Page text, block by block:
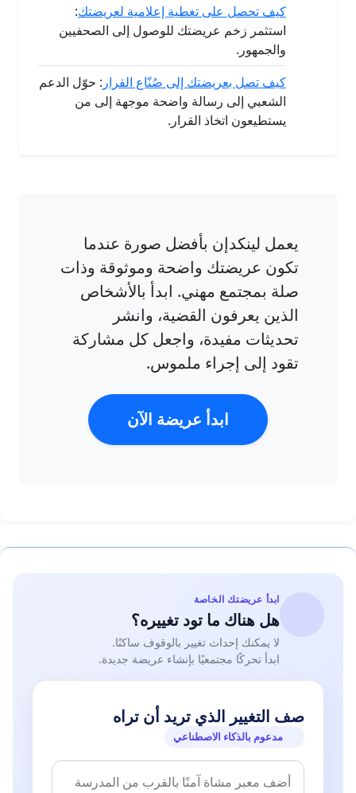
كيف تحصل على تغطية إعلامية لعريضتك:
استثمر زخم عريضتك للوصول إلى الصحفيين
والجمهور.
كيف تصل بعريضتك إلى صُنّاع القرار : حوّل الدعم
الشعبي إلى رسالة واضحة موجهة إلى من
يستطيعون اتخاذ القرار.
يعمل لينكدإن بأفضل صورة عندما
تكون عريضتك واضحة وموثوقة وذات
صلة بمجتمع مهني. ابدأ بالأشخاص
الذين يعرفون القضية، وانشر
تحديثات مفيدة، واجعل كل مشاركة
تقود إلى إجراء ملموس.
ابدأ عريضة الآن
ابدأ عريضتك الخاصة
هل هناك ما تود تغييره؟
لا يمكنك إحداث تغيير بالوقوف ساكنًا.
ابدأ تحركًا مجتمعيًا بإنشاء عريضة جديدة.
صف التغيير الذي تريد أن تراه
مدعوم بالذكاء الاصطناعي